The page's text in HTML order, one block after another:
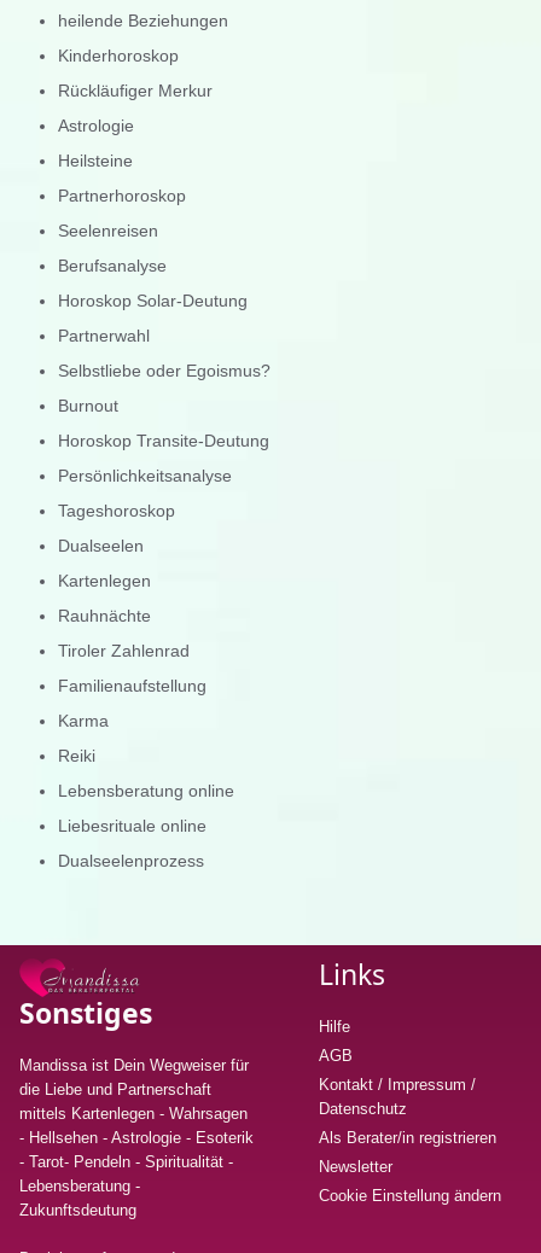
heilende Beziehungen
Kinderhoroskop
Rückläufiger Merkur
Astrologie
Heilsteine
Partnerhoroskop
Seelenreisen
Berufsanalyse
Horoskop Solar-Deutung
Partnerwahl
Selbstliebe oder Egoismus?
Burnout
Horoskop Transite-Deutung
Persönlichkeitsanalyse
Tageshoroskop
Dualseelen
Kartenlegen
Rauhnächte
Tiroler Zahlenrad
Familienaufstellung
Karma
Reiki
Lebensberatung online
Liebesrituale online
Dualseelenprozess
Sonstiges
Mandissa ist Dein Wegweiser für
die Liebe und Partnerschaft
mittels Kartenlegen - Wahrsagen
- Hellsehen - Astrologie - Esoterik
- Tarot- Pendeln - Spiritualität -
Lebensberatung -
Zukunftsdeutung
Links
Hilfe
AGB
Kontakt / Impressum /
Datenschutz
Als Berater/in registrieren
Newsletter
Cookie Einstellung ändern